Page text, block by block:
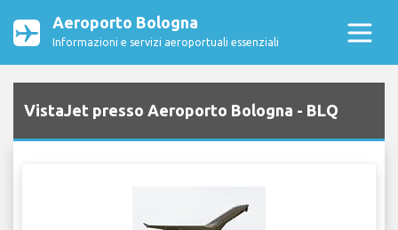
Aeroporto Bologna
Informazioni e servizi aeroportuali essenziali
VistaJet presso Aeroporto Bologna - BLQ